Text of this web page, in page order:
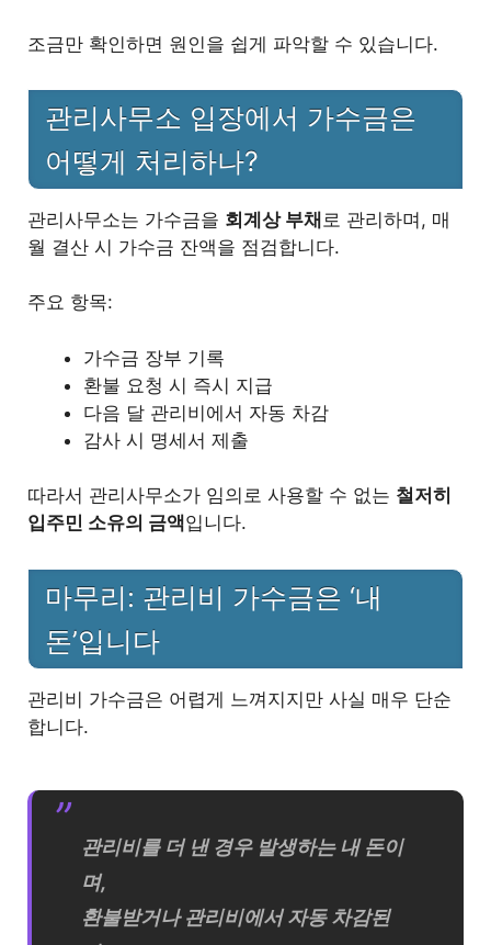
조금만 확인하면 원인을 쉽게 파악할 수 있습니다.
관리사무소 입장에서 가수금은
어떻게 처리하나?
관리사무소는 가수금을 회계상 부채 로 관리하며, 매
월 결산 시 가수금 잔액을 점검합니다.
주요 항목:
가수금 장부 기록
환불 요청 시 즉시 지급
다음 달 관리비에서 자동 차감
감사 시 명세서 제출
따라서 관리사무소가 임의로 사용할 수 없는 철저히
입주민 소유의 금액입니다.
마무리: 관리비 가수금은 ‘내
돈’입니다
관리비 가수금은 어렵게 느껴지지만 사실 매우 단순
합니다.
관리비를 더 낸 경우 발생하는 내 돈이
며,
환불받거나 관리비에서 자동 차감된